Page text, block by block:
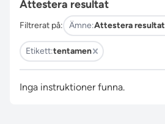
Attestera resultat
Filtrerat på: Ämne:Attestera resultat
Etikett:tentamen
Inga instruktioner funna.